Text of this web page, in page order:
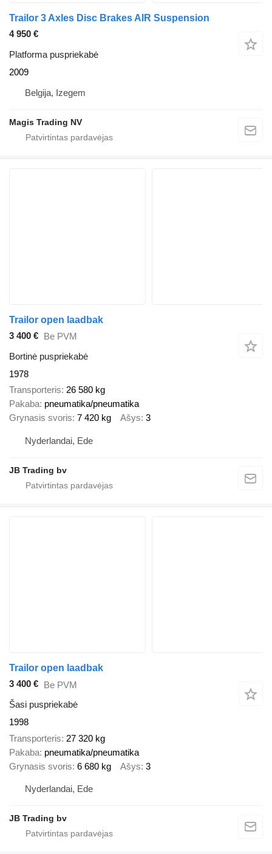
Trailor 3 Axles Disc Brakes AIR Suspension
4 950 €
Platforma puspriekabė
2009
Belgija, Izegem
Magis Trading NV
Trailor open laadbak
3 400 € Be PVM
Bortinė puspriekabė
1978
Transporteris 26 580 kg
Pakaba pneumatika/pneumatika
Grynasis svoris 7 420 kg Ašys 3
Nyderlandai, Ede
JB Trading bv
Trailor open laadbak
3 400 € Be PVM
Šasi puspriekabė
1998
Transporteris 27 320 kg
Pakaba pneumatika/pneumatika
Grynasis svoris 6 680 kg Ašys 3
Nyderlandai, Ede
JB Trading bv